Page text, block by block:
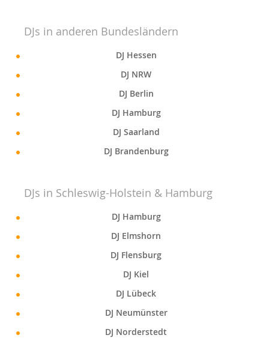
DJs in anderen Bundesländern
DJ Hessen
DJ NRW
DJ Berlin
DJ Hamburg
DJ Saarland
DJ Brandenburg
DJs in Schleswig-Holstein & Hamburg
DJ Hamburg
DJ Elmshorn
DJ Flensburg
DJ Kiel
DJ Lübeck
DJ Neumünster
DJ Norderstedt